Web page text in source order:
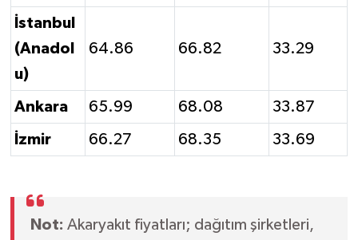
İstanbul
(Anadol
u)
64.86 66.82 33.29
Ankara 65.99 68.08 33.87
İzmir 66.27 68.35 33.69
Not: Akaryakıt fiyatları; dağıtım şirketleri,